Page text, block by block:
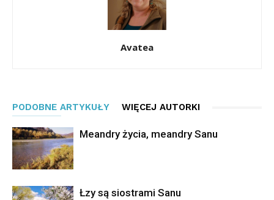
Avatea
PODOBNE ARTYKUŁY WIĘCEJ AUTORKI
Meandry życia, meandry Sanu
Łzy są siostrami Sanu